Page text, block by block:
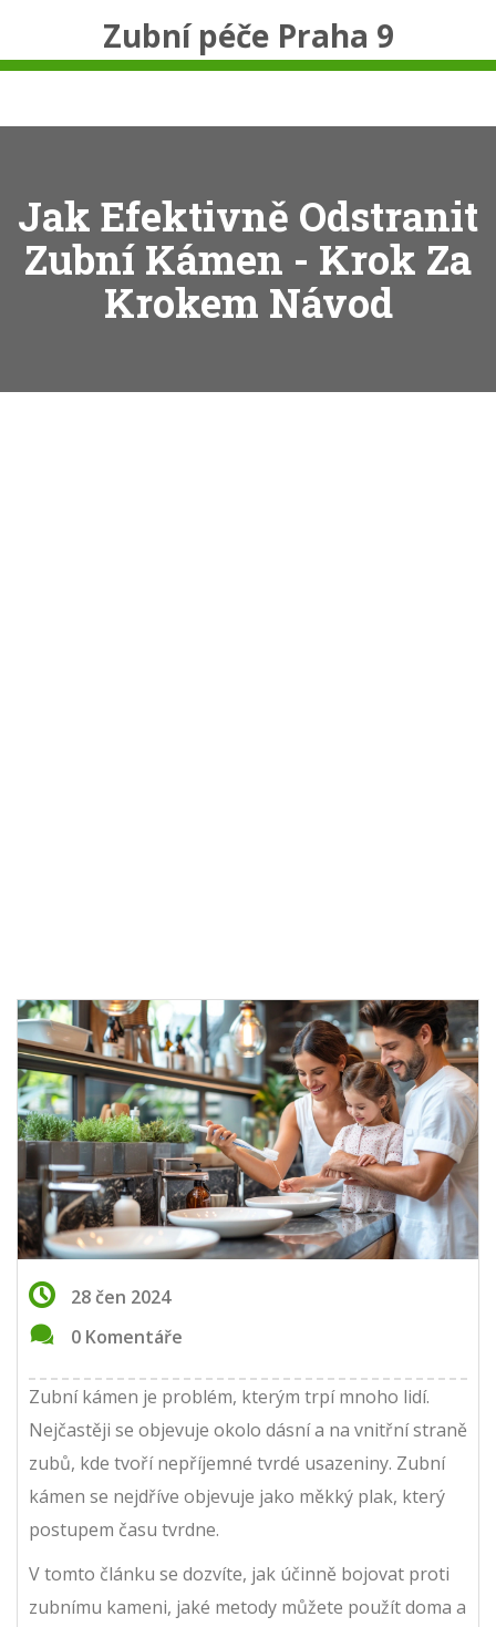
Zubní péče Praha 9
Jak Efektivně Odstranit
Zubní Kámen - Krok Za
Krokem Návod
28 čen 2024
0 Komentáře
Zubní kámen je problém, kterým trpí mnoho lidí.
Nejčastěji se objevuje okolo dásní a na vnitřní straně
zubů, kde tvoří nepříjemné tvrdé usazeniny. Zubní
kámen se nejdříve objevuje jako měkký plak, který
postupem času tvrdne.
V tomto článku se dozvíte, jak účinně bojovat proti
zubnímu kameni, jaké metody můžete použít doma a